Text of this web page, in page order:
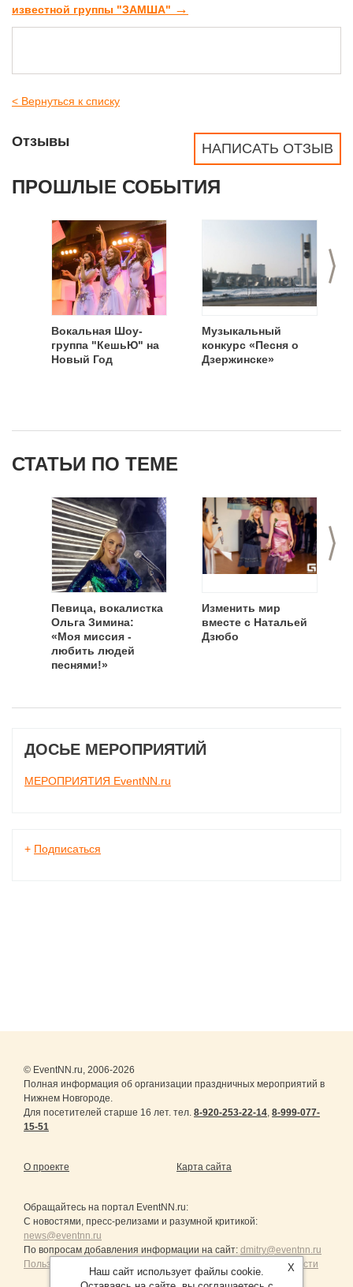
известной группы "ЗАМША" →
< Вернуться к списку
НАПИСАТЬ ОТЗЫВ
Отзывы
ПРОШЛЫЕ СОБЫТИЯ
>
Вокальная Шоу-
группа "КешьЮ" на
Новый Год
Музыкальный
конкурс «Песня о
Дзержинске»
СТАТЬИ ПО ТЕМЕ
>
Певица, вокалистка
Ольга Зимина:
«Моя миссия -
любить людей
песнями!»
Изменить мир
вместе с Натальей
Дзюбо
ДОСЬЕ МЕРОПРИЯТИЙ
МЕРОПРИЯТИЯ EventNN.ru
+ Подписаться
© EventNN.ru, 2006-2026
Полная информация об организации праздничных мероприятий в
Нижнем Новгороде.
Для посетителей старше 16 лет. тел. 8-920-253-22-14, 8-999-077-
15-51
О проекте Карта сайта
Обращайтесь на портал EventNN.ru:
С новостями, пресс-релизами и разумной критикой:
news@eventnn.ru
По вопросам добавления информации на сайт: dmitry@eventnn.ru
Пользовательское Соглашение и политика конфиденциальности
X
Наш сайт использует файлы cookie.